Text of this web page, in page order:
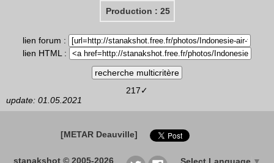
Production : 25
lien forum :
lien HTML :
217✓
update: 01.05.2021
[METAR Deauville]
stanakshot © 2005-2026